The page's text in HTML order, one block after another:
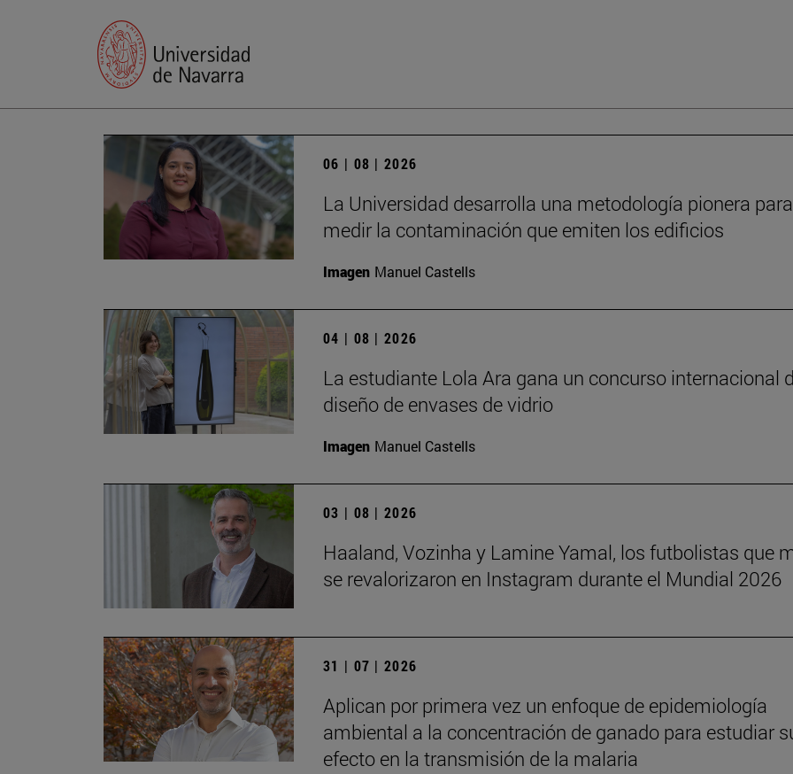
06 | 08 | 2026
La Universidad desarrolla una metodología pionera para
medir la contaminación que emiten los edificios
Imagen Manuel Castells
04 | 08 | 2026
La estudiante Lola Ara gana un concurso internacional
diseño de envases de vidrio
Imagen Manuel Castells
03 | 08 | 2026
Haaland, Vozinha y Lamine Yamal, los futbolistas que
se revalorizaron en Instagram durante el Mundial 2026
31 | 07 | 2026
Aplican por primera vez un enfoque de epidemiología
ambiental a la concentración de ganado para estudiar
efecto en la transmisión de la malaria